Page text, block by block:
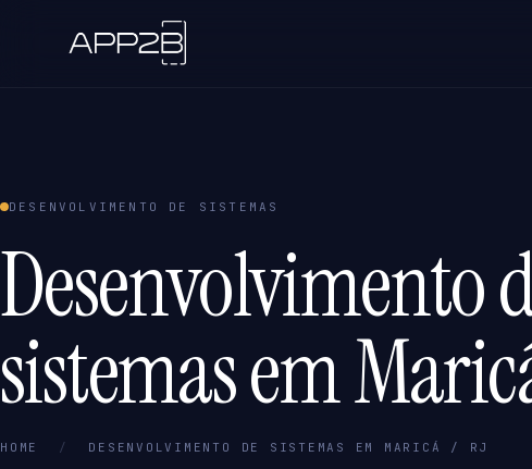
DESENVOLVIMENTO DE SISTEMAS
Desenvolvimento
sistemas em
HOME / DESENVOLVIMENTO DE SISTEMAS EM MARICÁ / RJ